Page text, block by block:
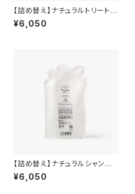
【詰め替え】ナチュラルトリートメ
ント
¥6,050
【詰め替え】ナチュラルシャンプ
ー（素髪に戻すシャンプー）
¥6,050